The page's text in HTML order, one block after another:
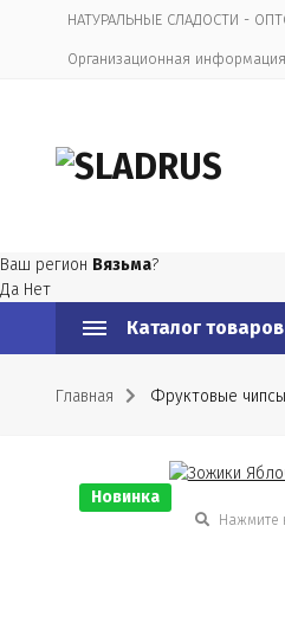
НАТУРАЛЬНЫЕ СЛАДОСТИ -
Организационная информация
Ваш регион Вязьма?
Да Нет
Каталог товаров
Главная Фруктовые чипсы
Новинка
Нажмите